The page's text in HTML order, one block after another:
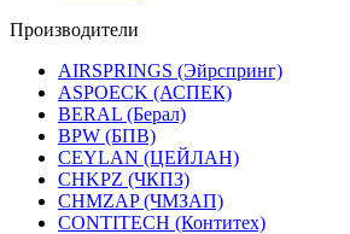
Производители
AIRSPRINGS (Эйрспринг)
ASPOECK (АСПЕК)
BERAL (Берал)
BPW (БПВ)
CEYLAN (ЦЕЙЛАН)
CHKPZ (ЧКПЗ)
CHMZAP (ЧМЗАП)
CONTITECH (Контитех)